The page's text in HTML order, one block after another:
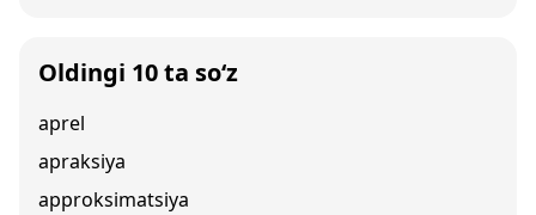
Oldingi 10 ta so‘z
aprel
apraksiya
approksimatsiya